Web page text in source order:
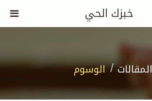
خبزك الحي
المقالات الوسوم